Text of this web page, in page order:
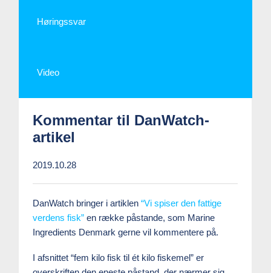
Høringssvar
Video
Kommentar til DanWatch-
artikel
2019.10.28
DanWatch bringer i artiklen“Vi spiser den fattige
verdens fisk” en række påstande, som Marine
Ingredients Denmark gerne vil kommentere på.
I afsnittet “fem kilo fisk til ét kilo fiskemel” er